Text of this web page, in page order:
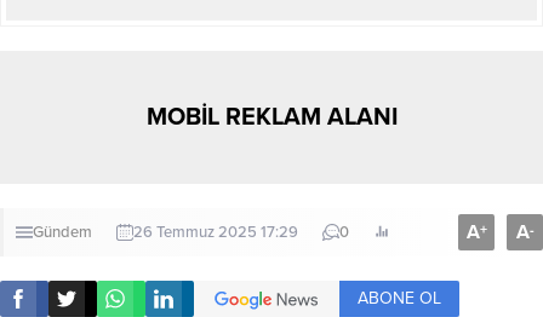
MOBİL REKLAM ALANI
Gündem 26 Temmuz 2025 17:29 0 A+ A-
ABONE OL